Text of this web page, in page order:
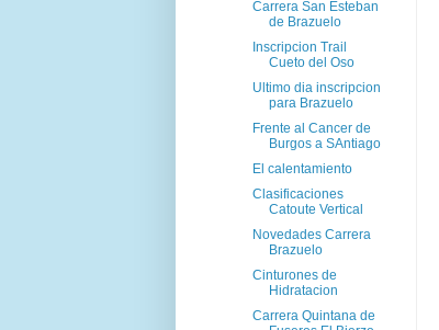
Carrera San Esteban
de Brazuelo
Inscripcion Trail
Cueto del Oso
Ultimo dia inscripcion
para Brazuelo
Frente al Cancer de
Burgos a SAntiago
El calentamiento
Clasificaciones
Catoute Vertical
Novedades Carrera
Brazuelo
Cinturones de
Hidratacion
Carrera Quintana de